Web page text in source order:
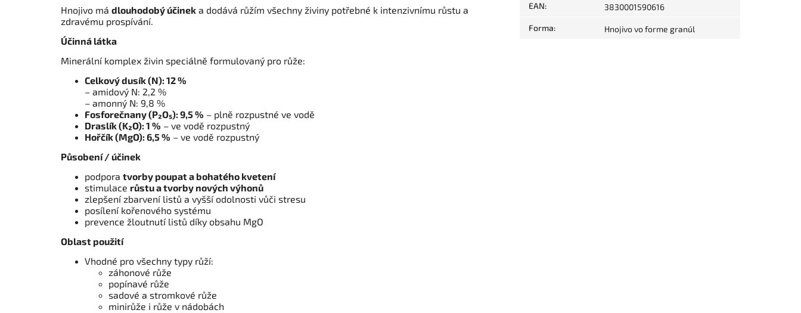
Hnojivo má dlouhodobý účinek a dodává růžím všechny živiny potřebné k intenzivnímu růstu a
zdravému prospívání.
Účinná látka
Minerální komplex živin speciálně formulovaný pro růže:
Celkový dusík (N): 12 %
– amidový N: 2,2 %
– amonný N: 9,8 %
Fosforečnany (P₂O₅): 9,5 % – plně rozpustné ve vodě
Draslík (K₂O): 1 % – ve vodě rozpustný
Hořčík (MgO): 6,5 % – ve vodě rozpustný
Působení / účinek
podpora tvorby poupat a bohatého kvetení
stimulace růstu a tvorby nových výhonů
zlepšení zbarvení listů a vyšší odolnosti vůči stresu
posílení kořenového systému
prevence žloutnutí listů díky obsahu MgO
Oblast použití
Vhodné pro všechny typy růží:
záhonové růže
popínavé růže
sadové a stromkové růže
minirůže i růže v nádobách
EAN: 3830001590616
Forma: Hnojivo vo forme granúl